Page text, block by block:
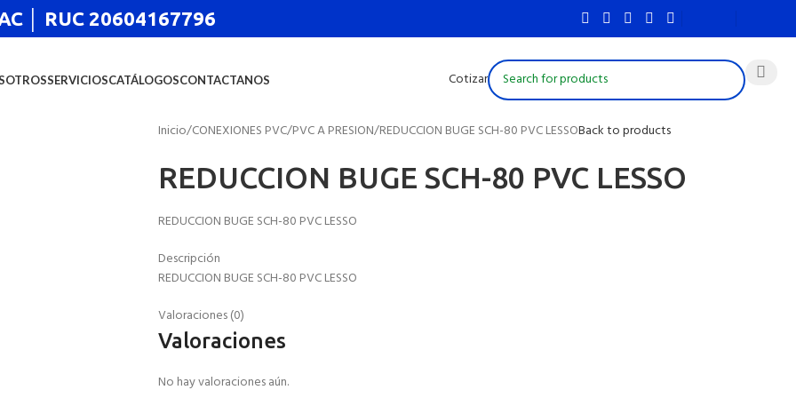
│ RUC 20604167796
SERVICIOSCATÁLOGOSCONTACTANOS Cotizar
Inicio CONEXIONES PVC PVC A PRESION REDUCCION BUGE SCH-80 PVC LESSOBack to products
REDUCCION BUGE SCH-80 PVC LESSO
REDUCCION BUGE SCH-80 PVC LESSO
Descripción
REDUCCION BUGE SCH-80 PVC LESSO
Valoraciones (0)
Valoraciones
No hay valoraciones aún.